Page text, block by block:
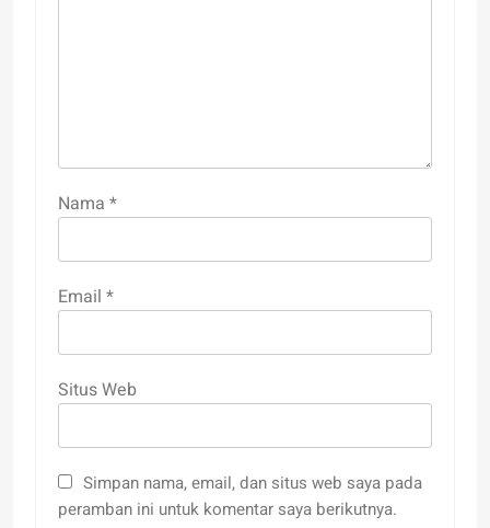
Nama *
Email *
Situs Web
Simpan nama, email, dan situs web saya pada
peramban ini untuk komentar saya berikutnya.